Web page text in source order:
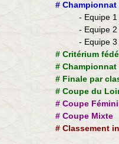
​# Championnat
- ​Equipe
- Equipe
- Equipe
# Critérium
# Championnat
# Finale par
# Coupe du
# Coupe
# Coupe Mixte
#Classement